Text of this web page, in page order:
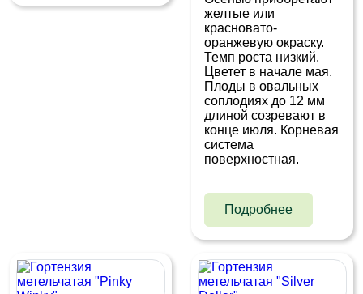
желтые или
красновато-
оранжевую окраску.
Темп роста низкий.
Цветет в начале мая.
Плоды в овальных
соплодиях до 12 мм
длиной созревают в
конце июля. Корневая
система
поверхностная.
Подробнее